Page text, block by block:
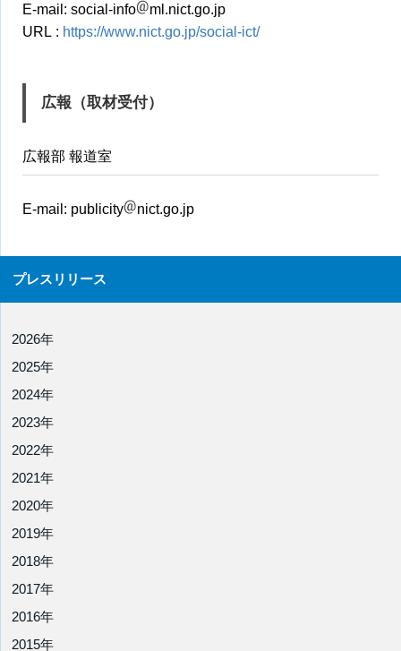
E-mail:social-info
ml.nict.go.jp
URL : https://www.nict.go.jp/social-ict/
広報（取材受付）
広報部 報道室
E-mail: publicity nict.go.jp
プレスリリース
2026年
2025年
2024年
2023年
2022年
2021年
2020年
2019年
2018年
2017年
2016年
2015年